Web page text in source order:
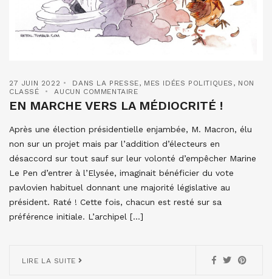
27 JUIN 2022 DANS LA PRESSE, MES IDÉES POLITIQUES , NON
CLASSÉ
AUCUN COMMENTAIRE
EN MARCHE VERS LA MÉDIOCRITÉ !
Après une élection présidentielle enjambée, M. Macron, élu
non sur un projet mais par l’addition d’électeurs en
désaccord sur tout sauf sur leur volonté d’empêcher Marine
Le Pen d’entrer à l’Elysée, imaginait bénéficier du vote
pavlovien habituel donnant une majorité législative au
président. Raté ! Cette fois, chacun est resté sur sa
préférence initiale. L’archipel […]
LIRE LA SUITE